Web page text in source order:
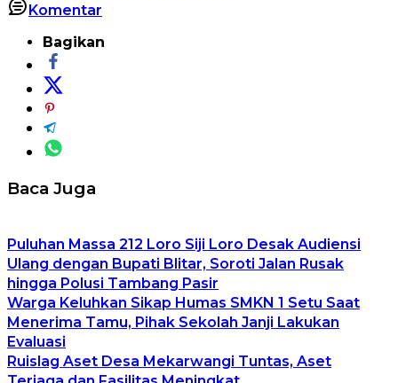
Komentar
Bagikan
Baca Juga
Puluhan Massa 212 Loro Siji Loro Desak Audiensi
Ulang dengan Bupati Blitar, Soroti Jalan Rusak
hingga Polusi Tambang Pasir
Warga Keluhkan Sikap Humas SMKN 1 Setu Saat
Menerima Tamu, Pihak Sekolah Janji Lakukan
Evaluasi
Ruislag Aset Desa Mekarwangi Tuntas, Aset